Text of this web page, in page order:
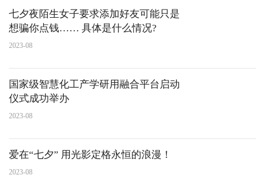
七夕夜陌生女子要求添加好友可能只是
想骗你点钱…… 具体是什么情况?
2023-08
国家级智慧化工产学研用融合平台启动
仪式成功举办
2023-08
爱在“七夕” 用光影定格永恒的浪漫！
2023-08